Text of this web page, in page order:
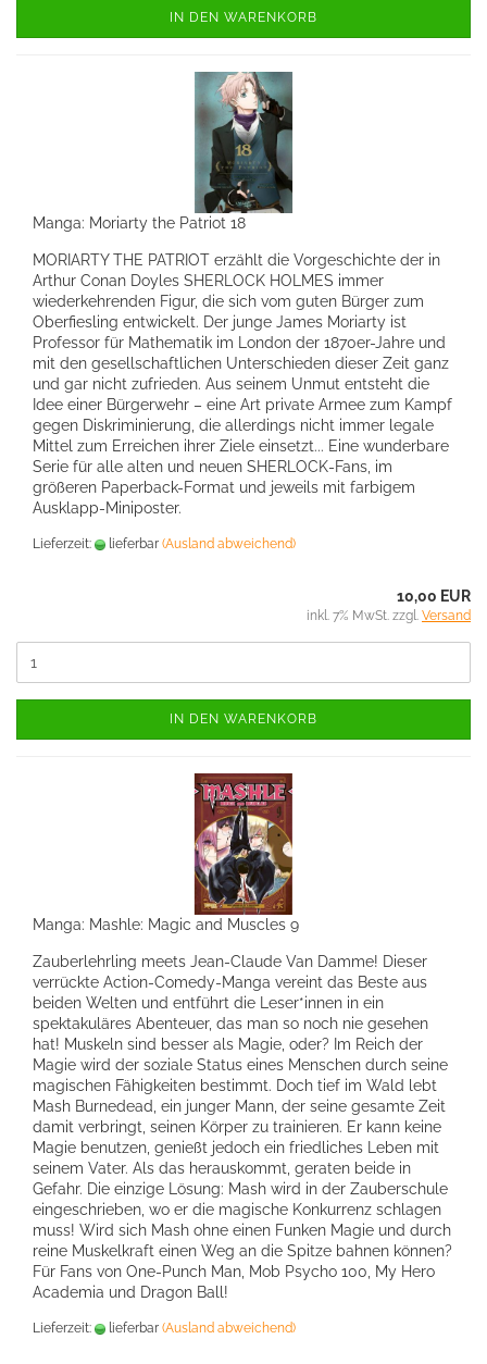
IN DEN WARENKORB
Manga: Moriarty the Patriot 18
MORIARTY THE PATRIOT erzählt die Vorgeschichte der in
Arthur Conan Doyles SHERLOCK HOLMES immer
wiederkehrenden Figur, die sich vom guten Bürger zum
Oberfiesling entwickelt. Der junge James Moriarty ist
Professor für Mathematik im London der 1870er-Jahre und
mit den gesellschaftlichen Unterschieden dieser Zeit ganz
und gar nicht zufrieden. Aus seinem Unmut entsteht die
Idee einer Bürgerwehr – eine Art private Armee zum Kampf
gegen Diskriminierung, die allerdings nicht immer legale
Mittel zum Erreichen ihrer Ziele einsetzt... Eine wunderbare
Serie für alle alten und neuen SHERLOCK-Fans, im
größeren Paperback-Format und jeweils mit farbigem
Ausklapp-Miniposter.
Lieferzeit: lieferbar (Ausland abweichend)
10,00 EUR
inkl. 7% MwSt. zzgl. Versand
IN DEN WARENKORB
Manga: Mashle: Magic and Muscles 9
Zauberlehrling meets Jean-Claude Van Damme! Dieser
verrückte Action-Comedy-Manga vereint das Beste aus
beiden Welten und entführt die Leser*innen in ein
spektakuläres Abenteuer, das man so noch nie gesehen
hat! Muskeln sind besser als Magie, oder? Im Reich der
Magie wird der soziale Status eines Menschen durch seine
magischen Fähigkeiten bestimmt. Doch tief im Wald lebt
Mash Burnedead, ein junger Mann, der seine gesamte Zeit
damit verbringt, seinen Körper zu trainieren. Er kann keine
Magie benutzen, genießt jedoch ein friedliches Leben mit
seinem Vater. Als das herauskommt, geraten beide in
Gefahr. Die einzige Lösung: Mash wird in der Zauberschule
eingeschrieben, wo er die magische Konkurrenz schlagen
muss! Wird sich Mash ohne einen Funken Magie und durch
reine Muskelkraft einen Weg an die Spitze bahnen können?
Für Fans von One-Punch Man, Mob Psycho 100, My Hero
Academia und Dragon Ball!
Lieferzeit: lieferbar (Ausland abweichend)